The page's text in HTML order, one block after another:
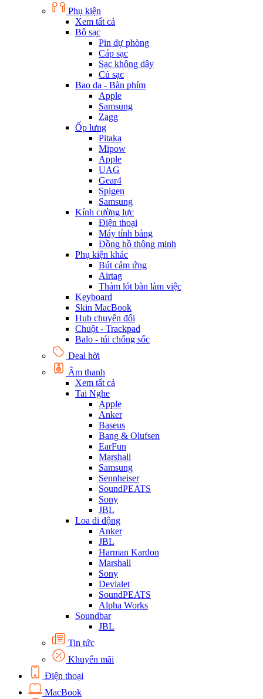
Phụ kiện
Xem tất cả
Bộ sạc
Pin dự phòng
Cáp sạc
Sạc không dây
Củ sạc
Bao da - Bàn phím
Apple
Samsung
Zagg
Ốp lưng
Pitaka
Mipow
Apple
UAG
Gear4
Spigen
Samsung
Kính cường lực
Điện thoại
Máy tính bảng
Đồng hồ thông minh
Phụ kiện khác
Bút cảm ứng
Airtag
Thảm lót bàn làm việc
Keyboard
Skin MacBook
Hub chuyển đổi
Chuột - Trackpad
Balo - túi chống sốc
Deal hời
Âm thanh
Xem tất cả
Tai Nghe
Apple
Anker
Baseus
Bang & Olufsen
EarFun
Marshall
Samsung
Sennheiser
SoundPEATS
Sony
JBL
Loa di động
Anker
JBL
Harman Kardon
Marshall
Sony
Devialet
SoundPEATS
Alpha Works
Soundbar
JBL
Tin tức
Khuyến mãi
Điện thoại
MacBook